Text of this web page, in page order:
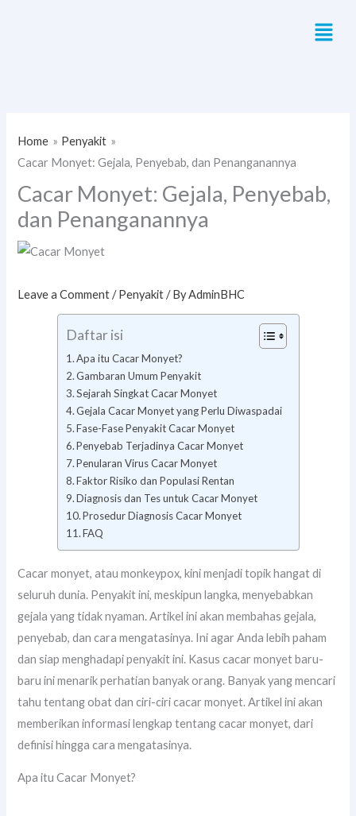
Menu
Home
Penyakit
Cacar Monyet: Gejala, Penyebab, dan Penanganannya
Cacar Monyet: Gejala, Penyebab,
dan Penanganannya
Leave a Comment /Penyakit/ ByAdminBHC
Daftar isi
Apa itu Cacar Monyet?
Gambaran Umum Penyakit
Sejarah Singkat Cacar Monyet
Gejala Cacar Monyet yang Perlu Diwaspadai
Fase-Fase Penyakit Cacar Monyet
Penyebab Terjadinya Cacar Monyet
Penularan Virus Cacar Monyet
Faktor Risiko dan Populasi Rentan
Diagnosis dan Tes untuk Cacar Monyet
Prosedur Diagnosis Cacar Monyet
FAQ
Cacar monyet, atau monkeypox, kini menjadi topik hangat di
seluruh dunia. Penyakit ini, meskipun langka, menyebabkan
gejala yang tidak nyaman. Artikel ini akan membahas gejala,
penyebab, dan cara mengatasinya. Ini agar Anda lebih paham
dan siap menghadapi penyakit ini. Kasus cacar monyet baru-
baru ini menarik perhatian banyak orang. Banyak yang mencari
tahu tentang obat dan ciri-ciri cacar monyet. Artikel ini akan
memberikan informasi lengkap tentang cacar monyet, dari
definisi hingga cara mengatasinya.
Apa itu Cacar Monyet?